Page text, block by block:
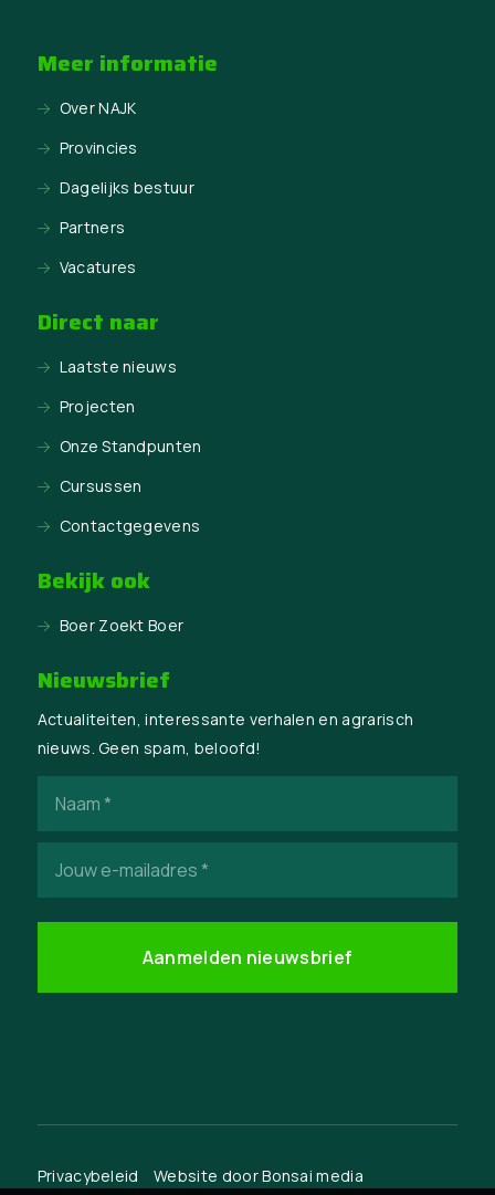
Meer informatie
Over NAJK
Provincies
Dagelijks bestuur
Partners
Vacatures
Direct naar
Laatste nieuws
Projecten
Onze Standpunten
Cursussen
Contactgegevens
Bekijk ook
Boer Zoekt Boer
Nieuwsbrief
Actualiteiten, interessante verhalen en agrarisch
nieuws. Geen spam, beloofd!
mailadres
Privacybeleid Website doorBonsai media